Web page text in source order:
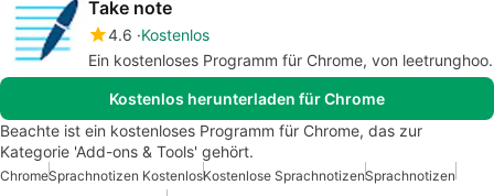
Take note
4.6 Kostenlos
Ein kostenloses Programm für Chrome, von leetrunghoo.
Kostenlos herunterladen für Chrome
Beachte ist ein kostenloses Programm für Chrome, das zur
Kategorie 'Add-ons & Tools' gehört.
ChromeSprachnotizen KostenlosKostenlose SprachnotizenSprachnotizen